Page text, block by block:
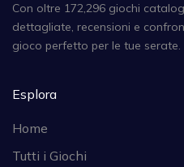
Con oltre 172,296 giochi
dettagliate, recensioni e
gioco perfetto per le tue serate.
Esplora
Home
Tutti i Giochi